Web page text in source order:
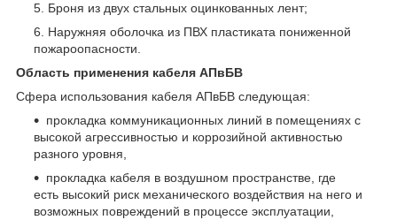
Броня из двух стальных оцинкованных лент;
Наружняя оболочка из ПВХ пластиката пониженной
пожароопасности.
Область применения кабеля АПвБВ
Сфера использования кабеля АПвБВ следующая:
прокладка коммуникационных линий в помещениях с
высокой агрессивностью и коррозийной активностью
разного уровня,
прокладка кабеля в воздушном пространстве, где
есть высокий риск механического воздействия на него и
возможных повреждений в процессе эксплуатации,